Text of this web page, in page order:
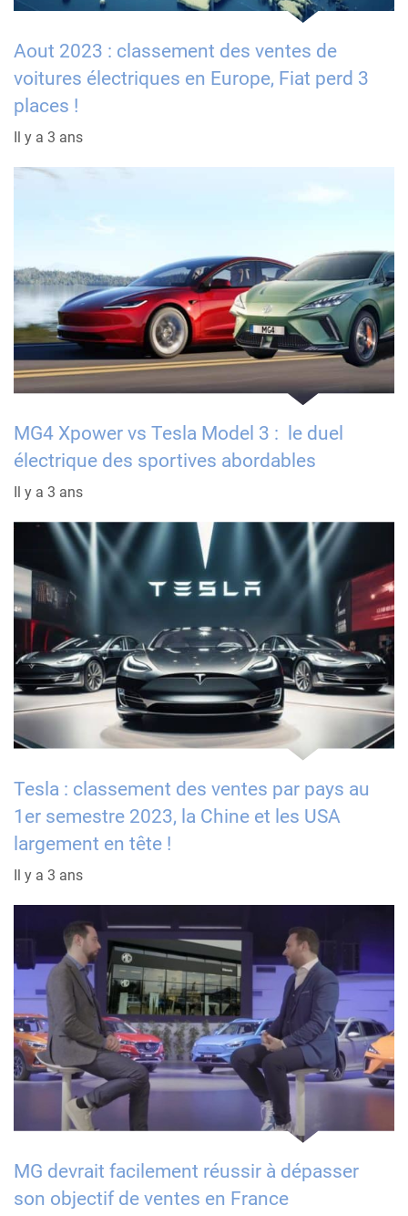
Aout 2023 : classement des ventes de
voitures électriques en Europe, Fiat perd 3
places !
Il y a 3 ans
MG4 Xpower vs Tesla Model 3 : le duel
électrique des sportives abordables
Il y a 3 ans
Tesla : classement des ventes par pays au
1er semestre 2023, la Chine et les USA
largement en tête !
Il y a 3 ans
MG devrait facilement réussir à dépasser
son objectif de ventes en France